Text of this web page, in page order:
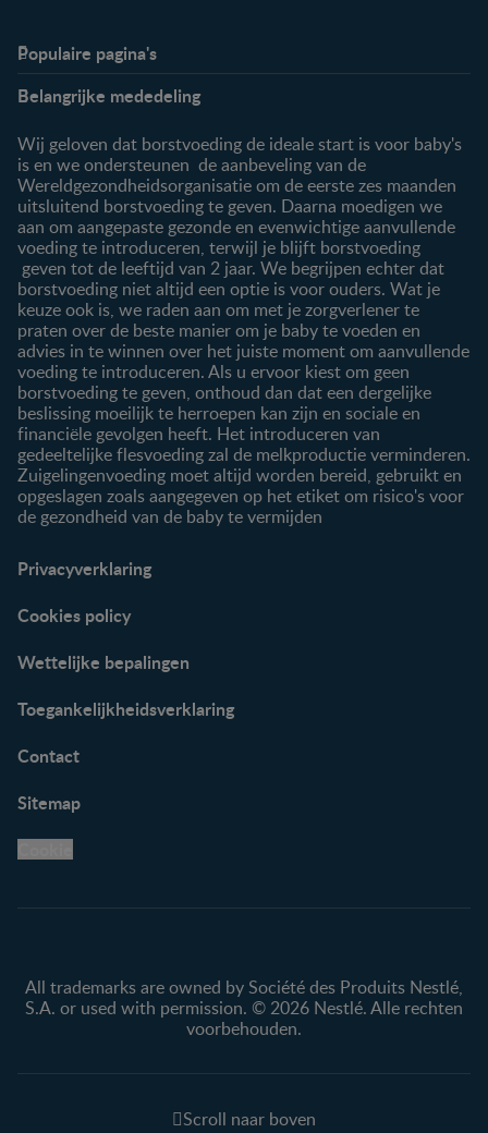
Populaire pagina's
Veelgestelde vragen
Over ons
Contact
Inloggen / inschrijven
Producten
Onze producten
Belangrijke mededeling
Wij geloven dat borstvoeding de ideale start is voor baby's
is en we ondersteunen de aanbeveling van de
Wereldgezondheidsorganisatie om de eerste zes maanden
uitsluitend borstvoeding te geven. Daarna moedigen we
aan om aangepaste gezonde en evenwichtige aanvullende
voeding te introduceren, terwijl je blijft borstvoeding
geven tot de leeftijd van 2 jaar. We begrijpen echter dat
borstvoeding niet altijd een optie is voor ouders. Wat je
keuze ook is, we raden aan om met je zorgverlener te
praten over de beste manier om je baby te voeden en
advies in te winnen over het juiste moment om aanvullende
voeding te introduceren. Als u ervoor kiest om geen
borstvoeding te geven, onthoud dan dat een dergelijke
beslissing moeilijk te herroepen kan zijn en sociale en
financiële gevolgen heeft. Het introduceren van
gedeeltelijke flesvoeding zal de melkproductie verminderen.
Zuigelingenvoeding moet altijd worden bereid, gebruikt en
opgeslagen zoals aangegeven op het etiket om risico's voor
de gezondheid van de baby te vermijden
Privacyverklaring
Cookies policy
Wettelijke bepalingen
Toegankelijkheidsverklaring
Contact
Sitemap
All trademarks are owned by Société des Produits Nestlé,
S.A. or used with permission. © 2026 Nestlé. Alle rechten
voorbehouden.
Scroll naar boven